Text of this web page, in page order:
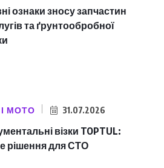
ознаки зносу запчастин
та ґрунтообробної
МОТО 31.07.2026
візки TOPTUL:
рішення для СТО